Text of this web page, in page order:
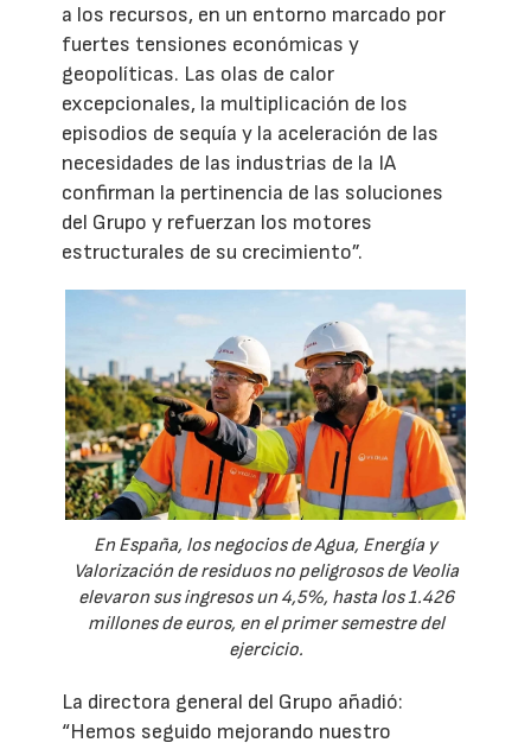
a los recursos, en un entorno marcado por
fuertes tensiones económicas y
geopolíticas. Las olas de calor
excepcionales, la multiplicación de los
episodios de sequía y la aceleración de las
necesidades de las industrias de la IA
confirman la pertinencia de las soluciones
del Grupo y refuerzan los motores
estructurales de su crecimiento”.
En España, los negocios de Agua, Energía y
Valorización de residuos no peligrosos de Veolia
elevaron sus ingresos un 4,5%, hasta los 1.426
millones de euros, en el primer semestre del
ejercicio.
La directora general del Grupo añadió:
“Hemos seguido mejorando nuestro